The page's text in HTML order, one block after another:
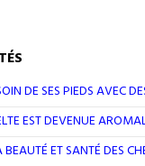
DE SES PIEDS AVEC
EST DEVENUE
ET SANTÉ DES